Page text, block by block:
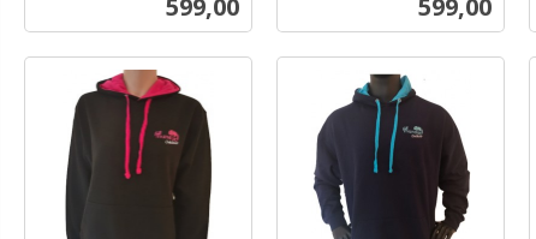
Pris
599,00
Les mer
Pris
599,00
Les mer